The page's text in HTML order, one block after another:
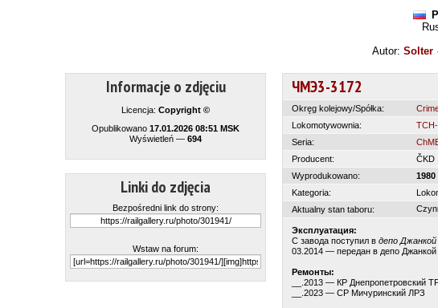
Autor: Solter ·
Informacje o zdjęciu
Licencja: Copyright ©
Opublikowano 17.01.2026 08:51 MSK
Wyświetleń — 694
Linki do zdjęcia
Bezpośredni link do strony:
Wstaw na forum:
ЧМЭ3-3172
Okręg kolejowy/Spółka:
Lokomotywownia:
Seria:
Producent:
ČKD
Wyprodukowano:
1980
Kategoria:
Aktualny stan taboru:
Эксплуатация:
С завода поступил в депо Джанкой
03.2014 — передан в депо
Ремонты:
__.2013 — КР Днепропетровский
__.2023 — СР Мичуринский ЛРЗ